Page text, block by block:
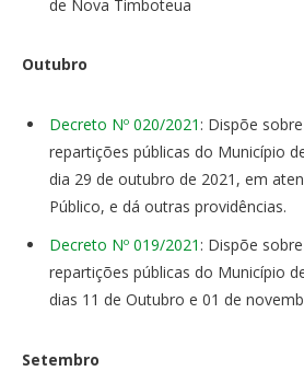
de Nova Timboteua
Outubro
Decreto Nº 020/2021 : Dispõe
repartições públicas do Município
dia 29 de outubro de 2021, em
Público, e dá outras providências.
Decreto Nº 019/2021 : Dispõe
repartições públicas do Município
dias 11 de Outubro e 01 de
Setembro